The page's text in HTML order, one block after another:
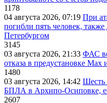
1178
04 августа 2026, 07:19 При
погибли пять человек,
Петербургом
3145
03 августа 2026, 21:33 ФАС
отказа в предустановке Max
1480
03 августа 2026, 14:42 Шесть
БПЛА в Архипо-Осиповке,
2607